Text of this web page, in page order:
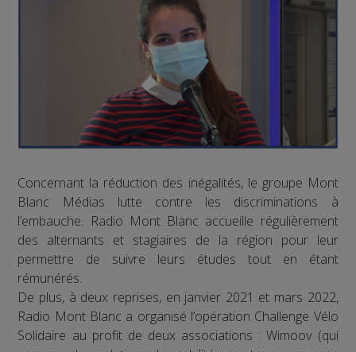
Concernant la réduction des inégalités, le groupe Mont
Blanc Médias lutte contre les discriminations à
l’embauche. Radio Mont Blanc accueille régulièrement
des alternants et stagiaires de la région pour leur
permettre de suivre leurs études tout en étant
rémunérés.
De plus, à deux reprises, en janvier 2021 et mars 2022,
Radio Mont Blanc a organisé l’opération Challenge Vélo
Solidaire au profit de deux associations : Wimoov (qui